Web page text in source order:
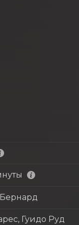
Гуидо Руд